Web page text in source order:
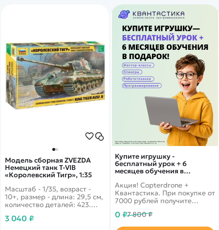
Купите игрушку -
бесплатный урок + 6
месяцев обучения в
Акция! Copterdrone +
Квантастика. При покупке от
7000 рублей получите
нашего партнера
0 ₽7 800 ₽
Модель сборная ZVEZDA
Немецкий танк T-VIB
«Королевский Тигр», 1:35
Масштаб - 1/35, возраст -
10+, размер - длина: 29,5 см,
количество деталей: 423.
крупный немецкий танк,
3 040 ₽